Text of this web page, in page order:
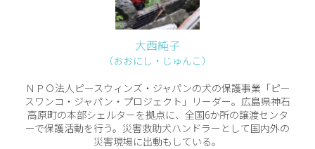
大西純子
（おおにし・じゅんこ）
ＮＰＯ法人ピースウィンズ・ジャパンの犬の保護事業「ピー
スワンコ・ジャパン・プロジェクト」リーダー。広島県神石
高原町の本部シェルターを拠点に、全国6か所の譲渡センタ
ーで保護活動を行う。災害救助犬ハンドラーとして国内外の
災害現場に出動もしている。